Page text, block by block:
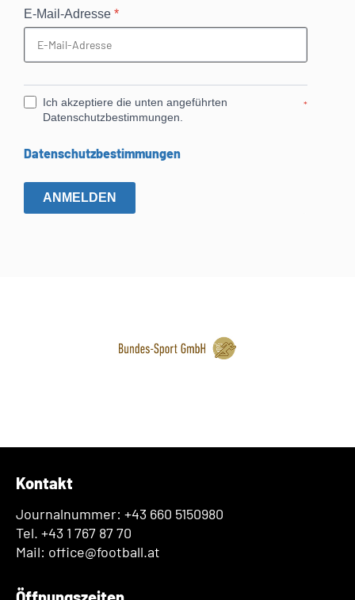
E-Mail-Adresse *
Ich akzeptiere die unten angeführten
Datenschutzbestimmungen.
*
Datenschutzbestimmungen
ANMELDEN
Kontakt
Journalnummer: +43 660 5150980
Tel. +43 1 767 87 70
Mail: office@football.at